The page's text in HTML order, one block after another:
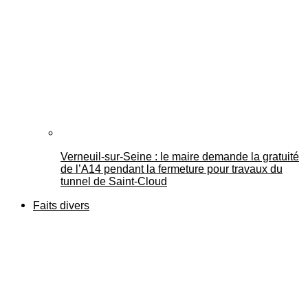
Verneuil-sur-Seine : le maire demande la gratuité
de l’A14 pendant la fermeture pour travaux du
tunnel de Saint-Cloud
Faits divers